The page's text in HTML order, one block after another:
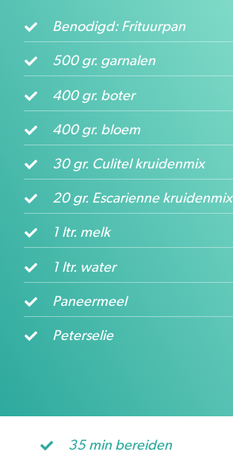
Benodigd: Frituurpan
500 gr. garnalen
400 gr. boter
400 gr. bloem
30 gr. Culitel kruidenmix
20 gr. Escarienne kruidenmix
1 ltr. melk
1 ltr. water
Paneermeel
Peterselie
35 min bereiden